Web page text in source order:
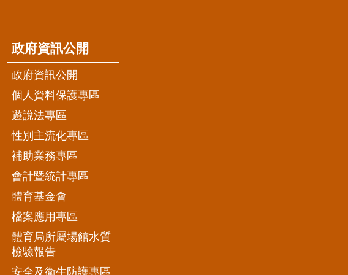
政府資訊公開
政府資訊公開
個人資料保護專區
遊說法專區
性別主流化專區
補助業務專區
會計暨統計專區
體育基金會
檔案應用專區
體育局所屬場館水質
檢驗報告
安全及衛生防護專區